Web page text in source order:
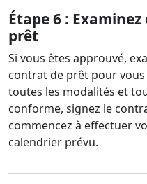
Étape 6 :
prêt
Si vous êtes approuvé,
contrat de prêt pour
toutes les modalités et
conforme, signez le
commencez à effectuer
calendrier prévu.